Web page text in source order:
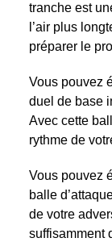
tranche est
l’air plus
préparer le
Vous pouvez
duel de base
Avec cette
rythme de
Vous pouvez
balle
de votre
suffisamment